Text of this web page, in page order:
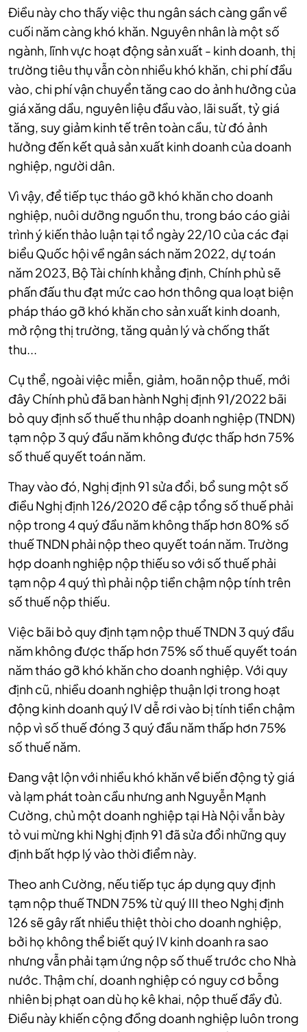
Điều này cho thấy việc thu ngân sách càng gần về
cuối năm càng khó khăn. Nguyên nhân là một số
ngành, lĩnh vực hoạt động sản xuất - kinh doanh, thị
trường tiêu thụ vẫn còn nhiều khó khăn, chi phí đầu
vào, chi phí vận chuyển tăng cao do ảnh hưởng của
giá xăng dầu, nguyên liệu đầu vào, lãi suất, tỷ giá
tăng, suy giảm kinh tế trên toàn cầu, từ đó ảnh
hưởng đến kết quả sản xuất kinh doanh của doanh
nghiệp, người dân.
Vì vậy, để tiếp tục tháo gỡ khó khăn cho doanh
nghiệp, nuôi dưỡng nguồn thu, trong báo cáo giải
trình ý kiến thảo luận tại tổ ngày 22/10 của các đại
biểu Quốc hội về ngân sách năm 2022, dự toán
năm 2023, Bộ Tài chính khẳng định, Chính phủ sẽ
phấn đấu thu đạt mức cao hơn thông qua loạt biện
pháp tháo gỡ khó khăn cho sản xuất kinh doanh,
mở rộng thị trường, tăng quản lý và chống thất
thu...
Cụ thể, ngoài việc miễn, giảm, hoãn nộp thuế, mới
đây Chính phủ đã ban hành Nghị định 91/2022 bãi
bỏ quy định số thuế thu nhập doanh nghiệp (TNDN)
tạm nộp 3 quý đầu năm không được thấp hơn 75%
số thuế quyết toán năm.
Thay vào đó, Nghị định 91 sửa đổi, bổ sung một số
điều Nghị định 126/2020 đề cập tổng số thuế phải
nộp trong 4 quý đầu năm không thấp hơn 80% số
thuế TNDN phải nộp theo quyết toán năm. Trường
hợp doanh nghiệp nộp thiếu so với số thuế phải
tạm nộp 4 quý thì phải nộp tiền chậm nộp tính trên
số thuế nộp thiếu.
Việc bãi bỏ quy định tạm nộp thuế TNDN 3 quý đầu
năm không được thấp hơn 75% số thuế quyết toán
năm tháo gỡ khó khăn cho doanh nghiệp. Với quy
định cũ, nhiều doanh nghiệp thuận lợi trong hoạt
động kinh doanh quý IV dễ rơi vào bị tính tiền chậm
nộp vì số thuế đóng 3 quý đầu năm thấp hơn 75%
số thuế năm.
Đang vật lộn với nhiều khó khăn về biến động tỷ giá
và lạm phát toàn cầu nhưng anh Nguyễn Mạnh
Cường, chủ một doanh nghiệp tại Hà Nội vẫn bày
tỏ vui mừng khi Nghị định 91 đã sửa đổi những quy
định bất hợp lý vào thời điểm này.
Theo anh Cường, nếu tiếp tục áp dụng quy định
tạm nộp thuế TNDN 75% từ quý III theo Nghị định
126 sẽ gây rất nhiều thiệt thòi cho doanh nghiệp,
bởi họ không thể biết quý IV kinh doanh ra sao
nhưng vẫn phải tạm ứng nộp số thuế trước cho Nhà
nước. Thậm chí, doanh nghiệp có nguy cơ bỗng
nhiên bị phạt oan dù họ kê khai, nộp thuế đầy đủ.
Điều này khiến cộng đồng doanh nghiệp luôn trong